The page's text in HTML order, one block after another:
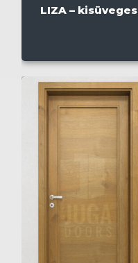
LIZA – kisüveges